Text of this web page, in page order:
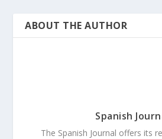
ABOUT THE AUTHOR
Spanish
The Spanish Journal offers its